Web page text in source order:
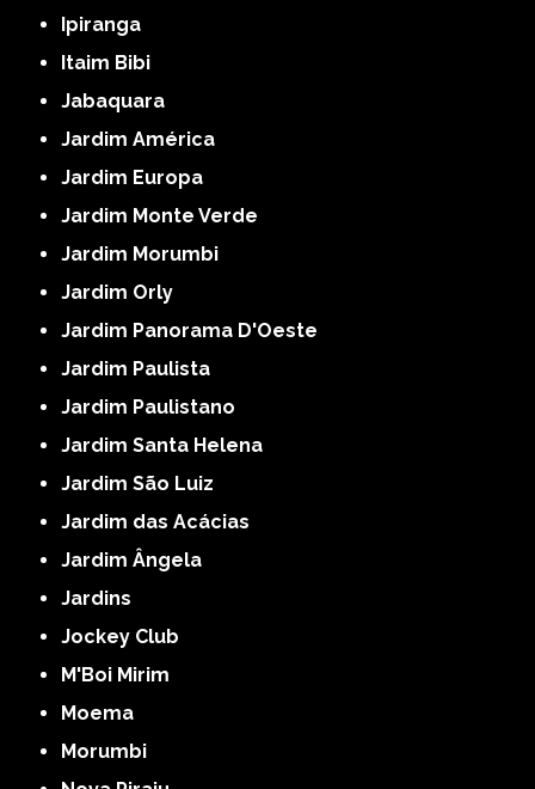
Ipiranga
Itaim Bibi
Jabaquara
Jardim América
Jardim Europa
Jardim Monte Verde
Jardim Morumbi
Jardim Orly
Jardim Panorama D'Oeste
Jardim Paulista
Jardim Paulistano
Jardim Santa Helena
Jardim São Luiz
Jardim das Acácias
Jardim Ângela
Jardins
Jockey Club
M'Boi Mirim
Moema
Morumbi